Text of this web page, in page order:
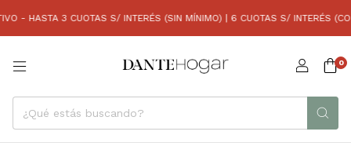
S/ INTERÉS (SIN MÍNIMO) | 6 CUOTAS S/ INTERÉS (COMPRAS SUP. A
0